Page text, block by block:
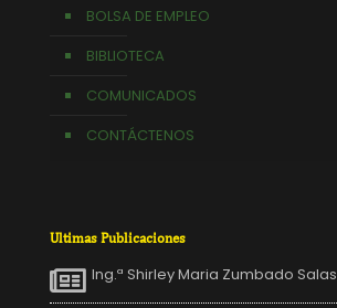
BOLSA DE EMPLEO
BIBLIOTECA
COMUNICADOS
CONTÁCTENOS
Ultimas Publicaciones
Ing.ª Shirley Maria Zumbado Salas